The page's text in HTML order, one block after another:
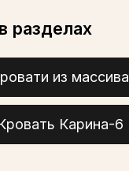
разделах
из массива
Карина-6